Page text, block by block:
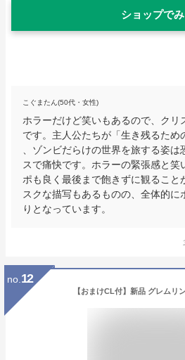
ショップで
こぐまたん(50代・女性)
ホラーだけど笑いもあるので、クリ
です。主人公たちが「生き残るため
、ゾンビだらけの世界を旅する姿
スで痛快です。ホラーの緊張感と笑
ポも良く最後まで飽きずに観ること
スクな描写もあるものの、全体的に
りとなっています。
no. 12
【おまけCL付】新品 グレムリ